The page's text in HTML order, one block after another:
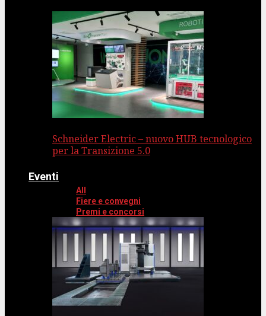
Schneider Electric – nuovo HUB tecnologico
per la Transizione 5.0
Eventi
All
Fiere e convegni
Premi e concorsi